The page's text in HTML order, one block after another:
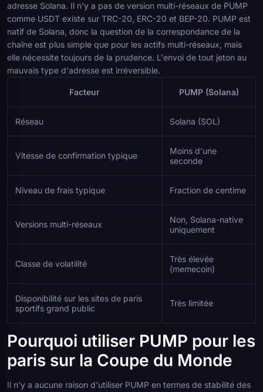
adresse Solana. Il n'y a pas de version multi-réseaux de PUMP
comme USDT existe sur TRC-20, ERC-20 et BEP-20. PUMP est
natif de Solana, donc la question de la correspondance de la
chaîne est plus simple que pour les actifs multi-réseaux, mais
elle nécessite toujours de la prudence. L'envoi de tout jeton au
mauvais type d'adresse est irréversible.
Facteur PUMP (Solana)
Réseau Solana (SOL)
Vitesse de confirmation typique
Moins d'une
seconde
Niveau de frais typique Fraction de centime
Versions multi-réseaux
Non, Solana-native
uniquement
Classe de volatilité
Très élevée
(memecoin)
Disponibilité sur les sites de paris
sportifs grand public
Très limitée
Pourquoi utiliser PUMP pour les
paris sur la Coupe du Monde
Il n'y a aucune raison d'utiliser PUMP en termes de stabilité des